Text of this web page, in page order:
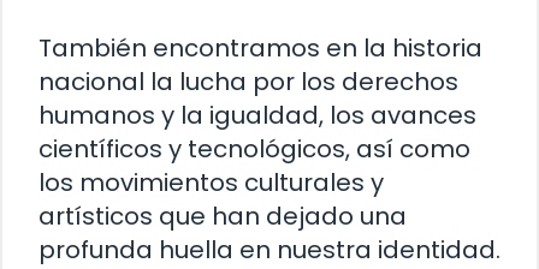
También encontramos en la historia
nacional la lucha por los derechos
humanos y la igualdad, los avances
científicos y tecnológicos, así como
los movimientos culturales y
artísticos que han dejado una
profunda huella en nuestra identidad.